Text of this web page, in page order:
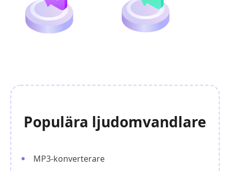
Populära ljudomvandlare
MP3-konverterare